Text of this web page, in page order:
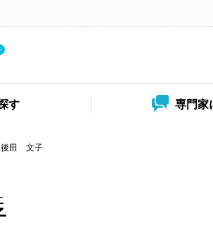
す 専門家
後田 文子